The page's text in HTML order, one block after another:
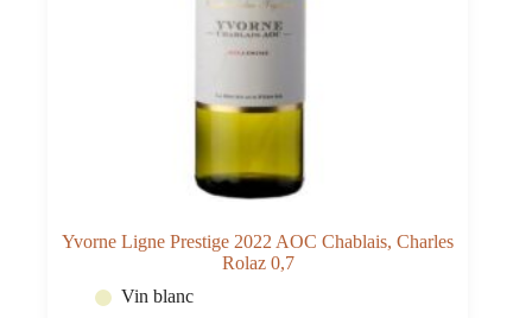
Yvorne Ligne Prestige 2022 AOC Chablais, Charles
Rolaz 0,7
Vin blanc